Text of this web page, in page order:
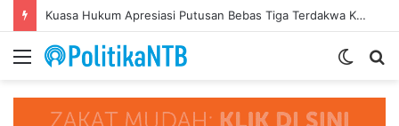
Kuasa Hukum Apresiasi Putusan Bebas Tiga Terdakwa Kasus Gratifikasi DPRD NTB, Ajak Semua Pihak Hormati Supremasi Hukum
Menu
Switch